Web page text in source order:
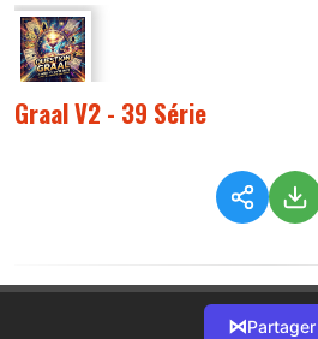
Graal V2 - 39 Série
⋈Partager